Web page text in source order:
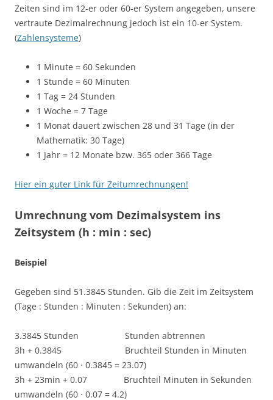
Zeiten sind im 12-er oder 60-er System angegeben, unsere
vertraute Dezimalrechnung jedoch ist ein 10-er System.
(Zahlensysteme)
1 Minute = 60 Sekunden
1 Stunde = 60 Minuten
1 Tag = 24 Stunden
1 Woche = 7 Tage
1 Monat dauert zwischen 28 und 31 Tage (in der
Mathematik: 30 Tage)
1 Jahr = 12 Monate bzw. 365 oder 366 Tage
Hier ein guter Link für Zeitumrechnungen!
Umrechnung vom Dezimalsystem ins
Zeitsystem (h : min : sec)
Beispiel
Gegeben sind 51.3845 Stunden. Gib die Zeit im Zeitsystem
(Tage : Stunden : Minuten : Sekunden) an:
3.3845 Stunden Stunden abtrennen
3h + 0.3845 Bruchteil Stunden in Minuten
umwandeln (60 ⋅ 0.3845 = 23.07)
3h + 23min + 0.07 Bruchteil Minuten in Sekunden
umwandeln (60 ⋅ 0.07 = 4.2)